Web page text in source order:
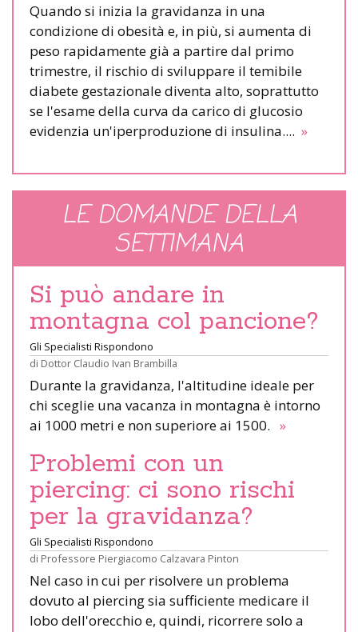
Quando si inizia la gravidanza in una
condizione di obesità e, in più, si aumenta di
peso rapidamente già a partire dal primo
trimestre, il rischio di sviluppare il temibile
diabete gestazionale diventa alto, soprattutto
se l'esame della curva da carico di glucosio
evidenzia un'iperproduzione di insulina.... »
LE DOMANDE DELLA
SETTIMANA
Si può andare in
montagna col pancione?
Gli Specialisti Rispondono
di Dottor Claudio Ivan Brambilla
Durante la gravidanza, l'altitudine ideale per
chi sceglie una vacanza in montagna è intorno
ai 1000 metri e non superiore ai 1500. »
Problemi con un
piercing: ci sono rischi
per la gravidanza?
Gli Specialisti Rispondono
di Professore Piergiacomo Calzavara Pinton
Nel caso in cui per risolvere un problema
dovuto al piercing sia sufficiente medicare il
lobo dell'orecchio e, quindi, ricorrere solo a